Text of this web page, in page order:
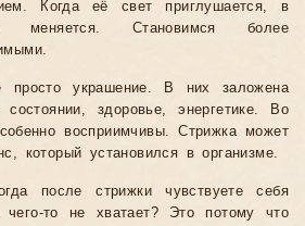
Когда её свет приглушается, в
Становимся более
украшение. В них заложена
здоровье, энергетике. Во
восприимчивы. Стрижка может
который установился в организме.
после стрижки чувствуете себя
то не хватает? Это потому что